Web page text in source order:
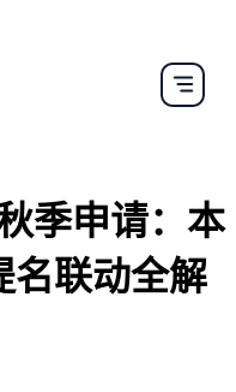
季申请：本
名联动全解